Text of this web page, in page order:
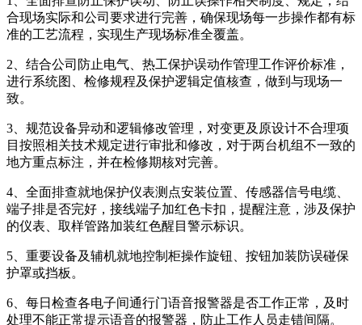
合现场实际和公司要求进行完善，确保现场每一步操作都有标
准的工艺流程，实现生产现场标准全覆盖。
2、结合公司防止电气、热工保护误动作管理工作评价标准，
进行系统图、检修规程及保护逻辑定值核查，做到与现场一
致。
3、规范设备异动和逻辑修改管理，对变更及原设计不合理项
目按照相关技术规定进行审批和修改，对于两台机组不一致的
地方重点标注，并在检修期核对完善。
4、全面排查就地保护仪表测点安装位置、传感器信号电缆、
端子排是否完好，接线端子加红色卡扣，提醒注意，涉及保护
的仪表、取样管路加装红色醒目警示标识。
5、重要设备及辅机就地控制柜操作旋钮、按钮加装防误碰保
护罩或挡板。
6、每日检查各电子间通行门语音报警器是否工作正常，及时
处理不能正常提示语音的报警器，防止工作人员走错间隔。